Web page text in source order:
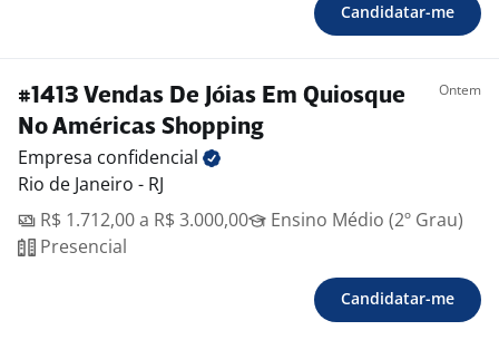
Candidatar-me
#1413 Vendas De Jóias Em Quiosque
No Américas Shopping
Ontem
Empresa confidencial
Rio de Janeiro - RJ
R$ 1.712,00 a R$ 3.000,00
Ensino Médio (2º Grau)
Presencial
Candidatar-me